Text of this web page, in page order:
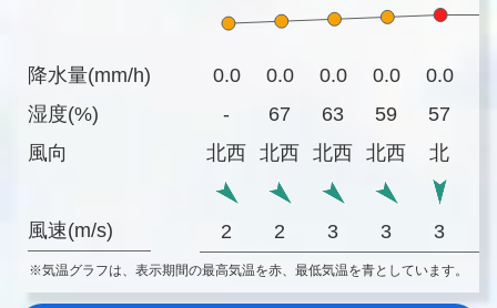
降水量(mm/h)
湿度(%)
風向
風速(m/s)
0.0 0.0 0.0 0.0 0.0
-
67 63 59 57
北西
北西 北西 北西 北
2 2 3 3 3
※気温グラフは、表示期間の最高気温を赤、最低気温を青としています。